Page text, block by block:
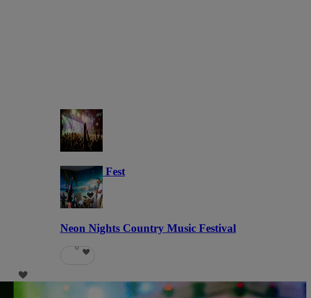
Haunted Fest
58
Neon Nights Country Music Festival
6